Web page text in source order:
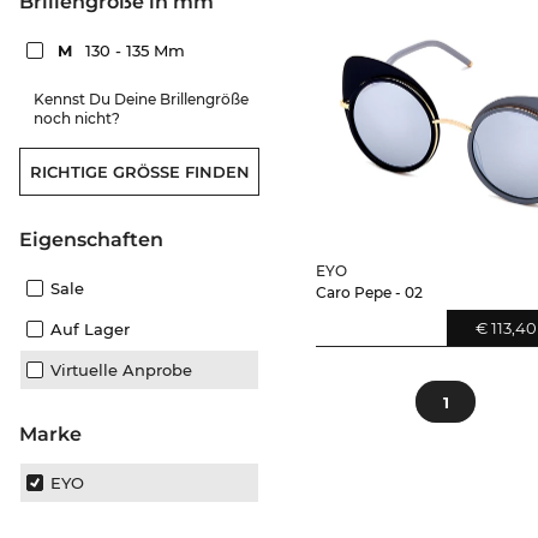
M 130 - 135 Mm
Kennst Du Deine Brillengröße
noch nicht?
RICHTIGE GRÖSSE FINDEN
Eigenschaften
Sale
Auf Lager
Virtuelle Anprobe
Marke
EYO
EYO
Caro Pepe - 02
€ 113,40
1